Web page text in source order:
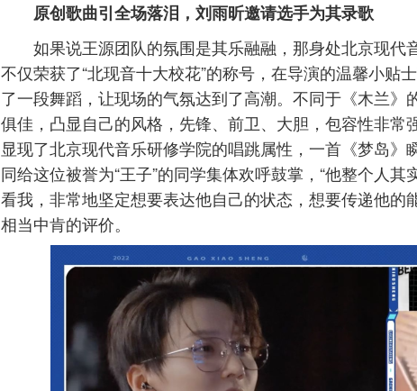
原创歌曲引全场落泪，刘雨昕邀请选手为其录歌
如果说王源团队的氛围是其乐融融，那身处北京现代
不仅荣获了“北现音十大校花”的称号，在导演的温馨小贴
了一段舞蹈，让现场的气氛达到了高潮。不同于《木兰
俱佳，凸显自己的风格，先锋、前卫、大胆，包容性非常
显现了北京现代音乐研修学院的唱跳属性，一首《梦岛
同给这位被誉为“王子”的同学集体欢呼鼓掌，“他整个人
看我，非常地坚定想要表达他自己的状态，想要传递他的
相当中肯的评价。